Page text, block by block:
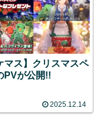
マス】クリスマスペ
PVが公開!!
2025.12.14